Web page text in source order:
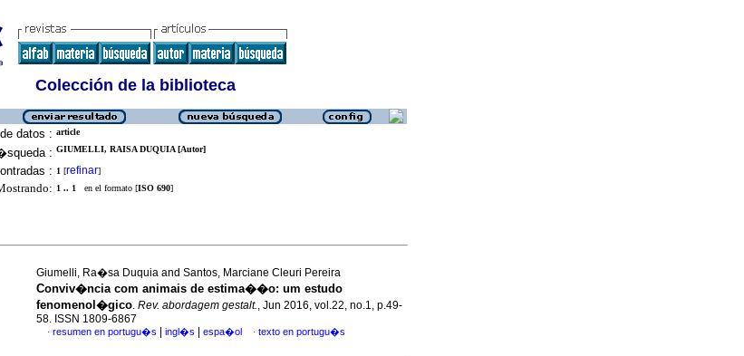
Colección de la biblioteca
datos : article
: GIUMELLI, RAISA DUQUIA [Autor]
: 1 [refinar]
1 .. 1 en el formato [ISO 690]
Giumelli, Ra�sa Duquia and Santos, Marciane Cleuri Pereira
Conviv�ncia com animais de estima��o: um estudo
fenomenol�gico. Rev. abordagem gestalt., Jun 2016, vol.22, no.1, p.49-
58. ISSN 1809-6867
· resumen en portugu�s ingl�s espa�ol · texto en portugu�s